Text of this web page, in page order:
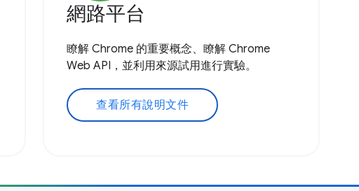
網路平台
瞭解 Chrome 的重要概念、瞭解 Chrome
Web API，並利用來源試用進行實驗。
查看所有說明文件